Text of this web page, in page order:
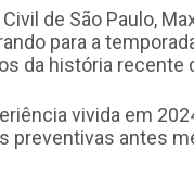
de São Paulo,
para a
da história recente
vivida em
preventivas antes